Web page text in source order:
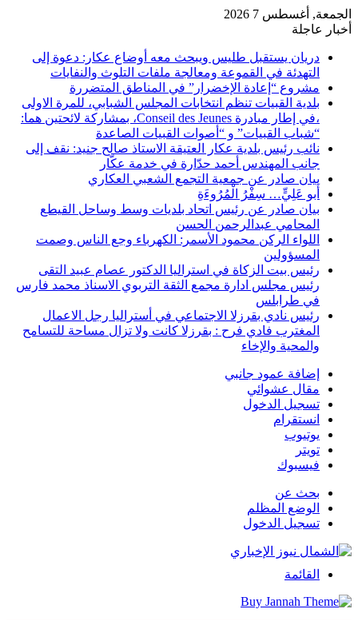
الجمعة, أغسطس 7 2026
أخبار عاجلة
دريان يستقبل طليس ويبحث معه أوضاع عكار: دعوة إلى
التهدئة في القموعة ومعالجة ملفات التلوث والنفايات
مشروع “إعادة الإخضرار” في المناطق المتضررة
بلدية القبيات تنظم انتخابات المجلس الشبابي، للمرة الاولى
،في إطار مبادرة Conseil des Jeunes، بمشاركة لائحتين هما:
“شباب القبيات” و “أصوات القبيات الصاعدة
نائب رئيس بلدية عكار العتيقة الاستاذ صالح جنيد: نقف إلى
جانب المهندس أحمد حدّارة في خدمة عكّار
بيان صادر عن جمعية التجمع الشعبي العكاري
أَبو عَلِيٍّ… سِفْرُ الْمُرُوءَةِ
بيان صادر عن رئيس اتحاد بلديات وسط وساحل القيطع
المحامي عبدالرحمن الحسن
اللواء الركن محمود الأسمر: الكهرباء وجع الناس وصمت
المسؤولين
رئيس بيت الزكاة في استراليا الدكتور عصام عبيد التقى
رئيس مجلس ادارة مجمع الثقة التربوي الاسناذ محمد فارس
في طرابلس
رئيس نادي بقرزلا الاجتماعي في أستراليا رجل الاعمال
المغترب فادي فرح : بقرزلا كانت ولا تزال مساحة للتسامح
والمحية والإخاء
إضافة عمود جانبي
مقال عشوائي
تسجيل الدخول
انستقرام
يوتيوب
تويتر
فيسبوك
بحث عن
الوضع المظلم
تسجيل الدخول
القائمة